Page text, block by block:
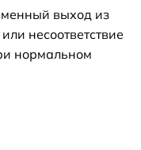
выход из
несоответствие
нормальном